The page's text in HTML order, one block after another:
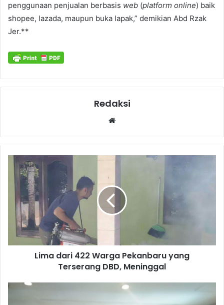
penggunaan penjualan berbasis web (platform online) baik
shopee, lazada, maupun buka lapak,” demikian Abd Rzak
Jer.**
Redaksi
Lima dari 422 Warga Pekanbaru yang
Terserang DBD, Meninggal